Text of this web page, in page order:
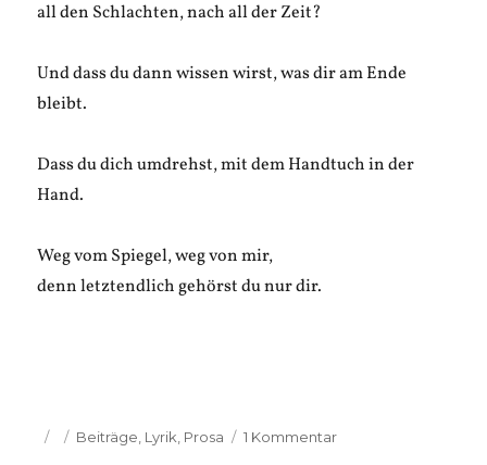
all den Schlachten, nach all der Zeit?
Und dass du dann wissen wirst, was dir am Ende
bleibt.
Dass du dich umdrehst, mit dem Handtuch in der
Hand.
Weg vom Spiegel, weg von mir,
denn letztendlich gehörst du nur dir.
Veröffentlicht
Kategorien
Beiträge Lyrik Prosa 1 Kommentarzu